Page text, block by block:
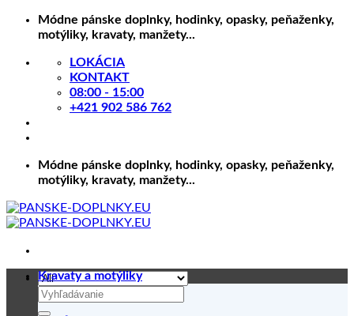
Skip
Módne pánske doplnky, hodinky, opasky, peňaženky,
motýliky, kravaty, manžety...
LOKÁCIA
KONTAKT
08:00 - 15:00
+421 902 586 762
Módne pánske doplnky, hodinky, opasky, peňaženky,
motýliky, kravaty, manžety...
Hľadať:
Kravaty a motýliky